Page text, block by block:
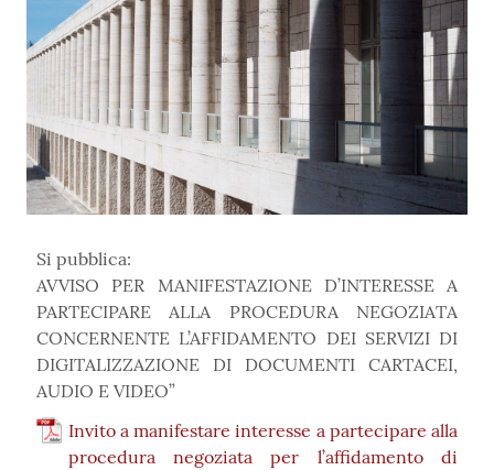
Si pubblica:
AVVISO PER MANIFESTAZIONE D’INTERESSE A
PARTECIPARE ALLA PROCEDURA NEGOZIATA
CONCERNENTE L’AFFIDAMENTO DEI SERVIZI DI
DIGITALIZZAZIONE DI DOCUMENTI CARTACEI,
AUDIO E VIDEO”
Invito a manifestare interesse a partecipare alla
procedura negoziata per l’affidamento di